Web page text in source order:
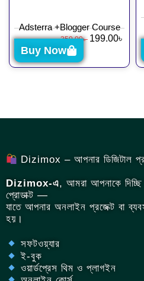
Adsterra +Blogger Course
350.00৳ 199.00৳
Buy Now
Dizimox – আপনার ডিজিটাল
Dizimox-এ, আমরা আপনাকে দিচ্ছি
প্রোডাক্ট —
যাতে আপনার অনলাইন প্রজেক্ট বা
হয়।
সফটওয়্যার
ই-বুক
ওয়ার্ডপ্রেস থিম ও প্লাগইন